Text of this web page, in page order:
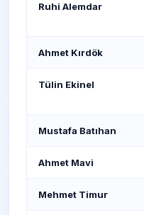
Ruhi Alemdar
Ahmet Kırdök
Tülin Ekinel
Mustafa Batıhan
Ahmet Mavi
Mehmet Timur